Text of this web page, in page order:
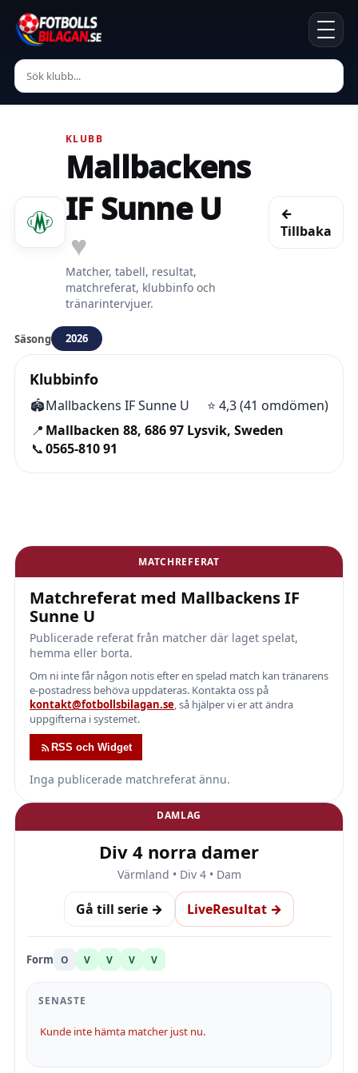
KLUBB
Mallbackens
IF Sunne U
♥
Matcher, tabell, resultat,
matchreferat, klubbinfo och
tränarintervjuer.
←
Tillbaka
Säsong 2026
Klubbinfo
🏟️Mallbackens IF Sunne U ⭐ 4,3 (41 omdömen)
📍 Mallbacken 88, 686 97 Lysvik, Sweden
📞0565-810 91
MATCHREFERAT
Matchreferat med Mallbackens IF
Sunne U
Publicerade referat från matcher där laget spelat,
hemma eller borta.
Om ni inte får någon notis efter en spelad match kan tränarens
e-postadress behöva uppdateras. Kontakta oss på
kontakt@fotbollsbilagan.se, så hjälper vi er att ändra
uppgifterna i systemet.
RSS och Widget
Inga publicerade matchreferat ännu.
DAMLAG
Div 4 norra damer
Värmland • Div 4 • Dam
Gå till serie → LiveResultat →
Form O V V V V
SENASTE
Kunde inte hämta matcher just nu.